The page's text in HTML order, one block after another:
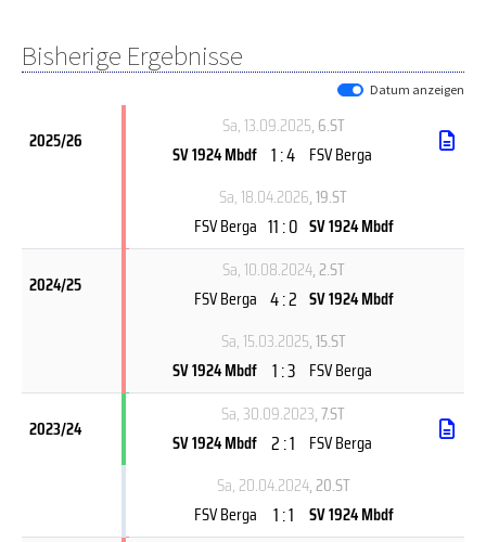
Bisherige Ergebnisse
Datum anzeigen
2025/26
Sa, 13.09.2025, 6.ST
SV 1924 Mbdf 1 : 4 FSV Berga
Sa, 18.04.2026, 19.ST
FSV Berga 11 : 0 SV 1924 Mbdf
2024/25
Sa, 10.08.2024, 2.ST
FSV Berga 4 : 2 SV 1924 Mbdf
Sa, 15.03.2025, 15.ST
SV 1924 Mbdf 1 : 3 FSV Berga
2023/24
Sa, 30.09.2023, 7.ST
SV 1924 Mbdf 2 : 1 FSV Berga
Sa, 20.04.2024, 20.ST
FSV Berga
1 : 1 SV 1924 Mbdf